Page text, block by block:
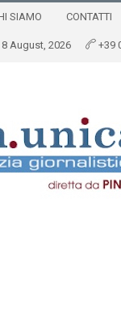
SIAMO CONTATTI
August, 2026 +39